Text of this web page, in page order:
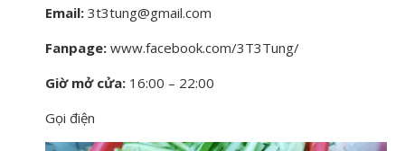
Email: 3t3tung@gmail.com
Fanpage: www.facebook.com/3T3Tung/
Giờ mở cửa: 16:00 – 22:00
Gọi điện